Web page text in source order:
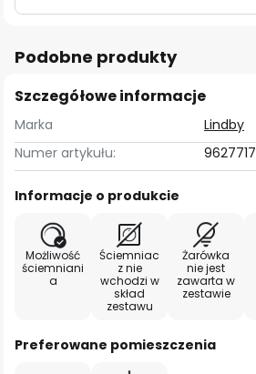
Podobne produkty
Szczegółowe informacje
Marka
Lindby
Numer artykułu:
9627717
Informacje o produkcie
Możliwość
ściemniani
a
Ściemniac
z nie
wchodzi w
skład
zestawu
Żarówka
nie jest
zawarta w
zestawie
Preferowane pomieszczenia